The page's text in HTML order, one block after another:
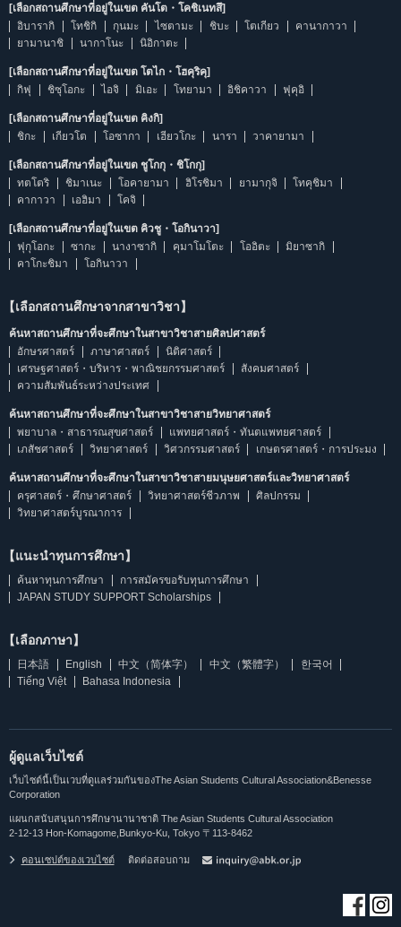
[เลือกสถานศึกษาที่อยู่ในเขต คันโต・โคชิเนทสึ]
อิบารากิ
โทชิกิ กุนมะ ไซตามะ ชิบะ โตเกียว
คานากาวา
ยามานาชิ
นากาโนะ นิอิกาตะ
[เลือกสถานศึกษาที่อยู่ในเขต โตไก・โฮคุริคุ]
กิฟุ
ชิซุโอกะ ไอจิ มิเอะ โทยามา อิชิคาวา ฟุคุอิ
[เลือกสถานศึกษาที่อยู่ในเขต คิงกิ]
ชิกะ
เกียวโต โอซากา เฮียวโกะ นารา วาคายามา
[เลือกสถานศึกษาที่อยู่ในเขต ชูโกกุ・ชิโกกุ]
ทตโตริ
ชิมาเนะ โอคายามา ฮิโรชิมา ยามากุจิ
โทคุชิมา
คากาวา
เอฮิมา โคจิ
[เลือกสถานศึกษาที่อยู่ในเขต คิวชู・โอกินาวา]
ฟุกุโอกะ
ซากะ นางาซากิ คุมาโมโตะ โออิตะ
มิยาซากิ
คาโกะชิมา
โอกินาวา
【เลือกสถานศึกษาจากสาขาวิชา】
ค้นหาสถานศึกษาที่จะศึกษาในสาขาวิชาสายศิลปศาสตร์
อักษรศาสตร์
ภาษาศาสตร์
นิติศาสตร์
เศรษฐศาสตร์・บริหาร・พาณิชยกรรมศาสตร์
สังคมศาสตร์
ความสัมพันธ์ระหว่างประเทศ
ค้นหาสถานศึกษาที่จะศึกษาในสาขาวิชาสายวิทยาศาสตร์
พยาบาล・สาธารณสุขศาสตร์
แพทยศาสตร์・ทันตแพทยศาสตร์
เภสัชศาสตร์
วิทยาศาสตร์ วิศวกรรมศาสตร์ เกษตรศาสตร์・การประมง
ค้นหาสถานศึกษาที่จะศึกษาในสาขาวิชาสายมนุษยศาสตร์และวิทยาศาสตร์
ครุศาสตร์・ศึกษาศาสตร์
วิทยาศาสตร์ชีวภาพ
ศิลปกรรม
วิทยาศาสตร์บูรณาการ
【แนะนำทุนการศึกษา】
ค้นหาทุนการศึกษา
การสมัครขอรับทุนการศึกษา
JAPAN STUDY SUPPORT Scholarships
【เลือกภาษา】
日本語 English 中文（简体字） 中文（繁體字）
한국어
Tiếng Việt
Bahasa Indonesia
ผู้ดูแลเว็บไซต์
เว็บไซต์นี้เป็นเวบที่ดูแลร่วมกันของThe Asian Students Cultural Association&Benesse
Corporation
แผนกสนับสนุนการศึกษานานาชาติ The Asian Students Cultural Association
2-12-13 Hon-Komagome,Bunkyo-Ku, Tokyo 〒113-8462
คอนเซปต์ของเวบไซต์ ติดต่อสอบถาม